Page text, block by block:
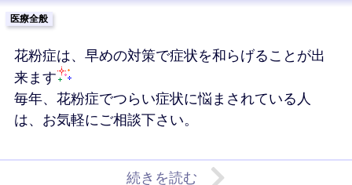
医療全般
花粉症は、早めの対策で症状を和らげることが出
来ます
毎年、花粉症でつらい症状に悩まされている人
は、お気軽にご相談下さい。
続きを読む